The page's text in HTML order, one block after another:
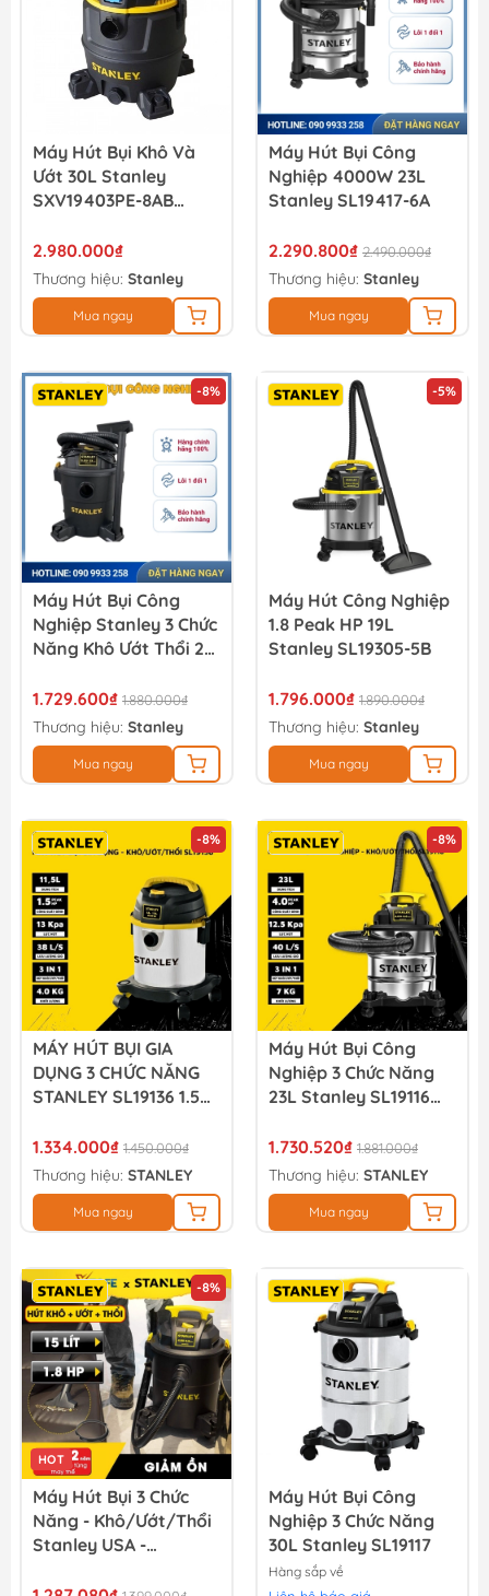
Máy Hút Bụi Khô Và
Ướt 30L Stanley
SXV19403PE-8AB
Powertools)
2.980.000₫
Thương hiệu: Stanley
Mua ngay
Máy Hút Bụi Công
Nghiệp 4000W 23L
Stanley SL19417-6A
2.290.800₫ 2.490.000₫
Thương hiệu: Stanley
Mua ngay
-8%
Máy Hút Bụi Công
Nghiệp Stanley 3 Chức
Năng Khô Ướt Thổi 23l
1.729.600₫ 1.880.000₫
Thương hiệu: Stanley
Mua ngay
-5%
Máy Hút Công Nghiệp
1.8 Peak HP 19L
Stanley SL19305-5B
1.796.000₫ 1.890.000₫
Thương hiệu: Stanley
Mua ngay
-8%
MÁY HÚT BỤI GIA
DỤNG 3 CHỨC NĂNG
STANLEY SL19136 1.5
1.334.000₫ 1.450.000₫
Thương hiệu: STANLEY
Mua ngay
-8%
Máy Hút Bụi Công
Nghiệp 3 Chức Năng
23L Stanley SL19116
1.730.520₫ 1.881.000₫
Thương hiệu: STANLEY
Mua ngay
-8%
HOT
Máy Hút Bụi 3 Chức
Năng - Khô/Ướt/Thổi
Stanley USA -
Máy Hút Bụi Công
Nghiệp 3 Chức Năng
30L Stanley SL19117
Hàng sắp về